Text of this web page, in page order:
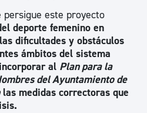
este proyecto
deporte femenino en
dificultades y obstáculos
ámbitos del sistema
al Plan para la
del Ayuntamiento de
las medidas correctoras que